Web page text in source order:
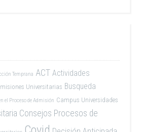
Temprana ACT Actividades
Universitarias Busqueda
el Proceso de Admisión Campus Universidades
Consejos Procesos de